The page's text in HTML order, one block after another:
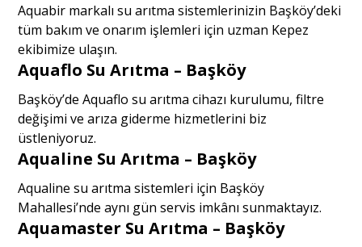
Aquabir markalı su arıtma sistemlerinizin Başköy’deki
tüm bakım ve onarım işlemleri için uzman Kepez
ekibimize ulaşın.
Aquaflo Su Arıtma – Başköy
Başköy’de Aquaflo su arıtma cihazı kurulumu, filtre
değişimi ve arıza giderme hizmetlerini biz
üstleniyoruz.
Aqualine Su Arıtma – Başköy
Aqualine su arıtma sistemleri için Başköy
Mahallesi’nde aynı gün servis imkânı sunmaktayız.
Aquamaster Su Arıtma – Başköy